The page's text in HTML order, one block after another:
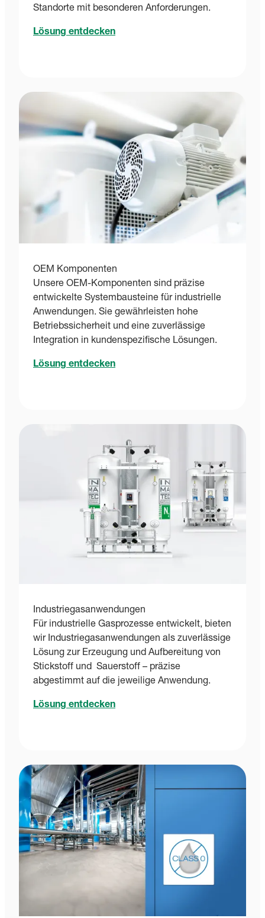
Standorte mit besonderen Anforderungen.
Lösung entdecken
OEM Komponenten
Unsere OEM-Komponenten sind präzise
entwickelte Systembausteine für industrielle
Anwendungen. Sie gewährleisten hohe
Betriebssicherheit und eine zuverlässige
Integration in kundenspezifische Lösungen.
Lösung entdecken
Industriegasanwendungen
Für industrielle Gasprozesse entwickelt, bieten
wir Industriegasanwendungen als zuverlässige
Lösung zur Erzeugung und Aufbereitung von
Stickstoff und Sauerstoff – präzise
abgestimmt auf die jeweilige Anwendung.
Lösung entdecken